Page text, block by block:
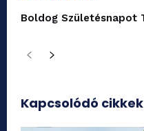
Boldog Születésnapot
Kapcsolódó cikkek